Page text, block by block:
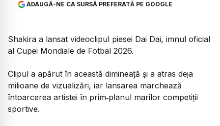
ADAUGĂ-NE CA SURSĂ PREFERATĂ PE GOOGLE
Shakira a lansat videoclipul piesei Dai Dai, imnul oficial
al Cupei Mondiale de Fotbal 2026.
Clipul a apărut în această dimineață și a atras deja
milioane de vizualizări, iar lansarea marchează
întoarcerea artistei în prim‑planul marilor competiții
sportive.